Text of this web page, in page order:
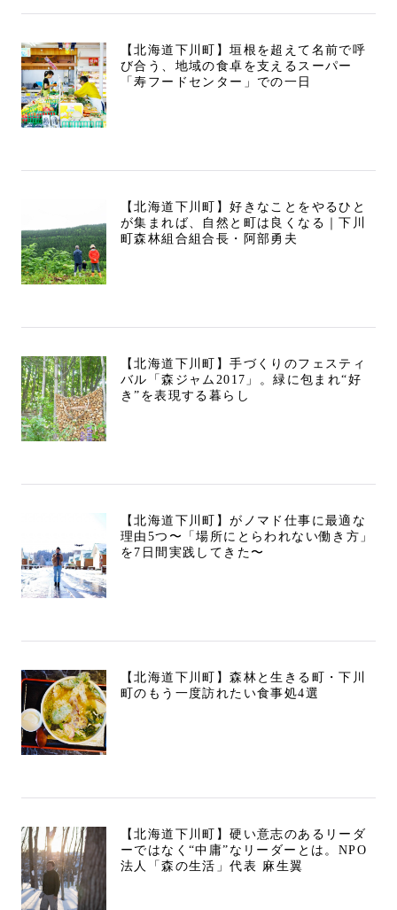
【北海道下川町】垣根を超えて名前で呼
び合う、地域の食卓を支えるスーパー
「寿フードセンター」での一日
【北海道下川町】好きなことをやるひと
が集まれば、自然と町は良くなる｜下川
町森林組合組合長・阿部勇夫
【北海道下川町】手づくりのフェスティ
バル「森ジャム2017」。緑に包まれ“好
き”を表現する暮らし
【北海道下川町】がノマド仕事に最適な
理由5つ〜「場所にとらわれない働き方」
を7日間実践してきた〜
【北海道下川町】森林と生きる町・下川
町のもう一度訪れたい食事処4選
【北海道下川町】硬い意志のあるリーダ
ーではなく“中庸”なリーダーとは。NPO
法人「森の生活」代表 麻生翼